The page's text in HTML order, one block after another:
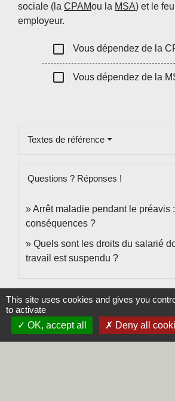
sociale (la CPAMou la MSA) et le
employeur.
check_box_outline_blank Vous dépendez de la
check_box_outline_blank Vous dépendez de la
Textes de référence
Questions ? Réponses !
Arrêt maladie pendant le préavis
conséquences ?
Quels sont les droits du salarié
travail est suspendu ?
Et aussi
Arrêt maladie : démarches à
This site uses cookies and gives you
to activate
OK, accept all
Deny all